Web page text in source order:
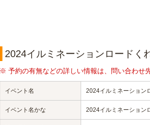
2024イルミネーションロードく
※ 予約の有無などの詳しい情報は、問い合わせ
イベント名 2024イルミネーション
イベント名かな 2024イルミネーション